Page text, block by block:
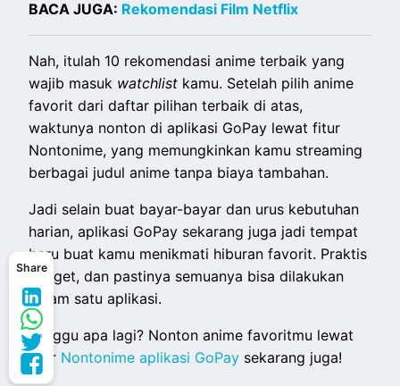
Share
BACA JUGA: Rekomendasi Film Netflix
Nah, itulah 10 rekomendasi anime terbaik yang
wajib masuk watchlist kamu. Setelah pilih anime
favorit dari daftar pilihan terbaik di atas,
waktunya nonton di aplikasi GoPay lewat fitur
Nontonime, yang memungkinkan kamu streaming
berbagai judul anime tanpa biaya tambahan.
Jadi selain buat bayar-bayar dan urus kebutuhan
harian, aplikasi GoPay sekarang juga jadi tempat
baru buat kamu menikmati hiburan favorit. Praktis
banget, dan pastinya semuanya bisa dilakukan
dalam satu aplikasi.
Tunggu apa lagi? Nonton anime favoritmu lewat
fitur Nontonime aplikasi GoPay sekarang juga!